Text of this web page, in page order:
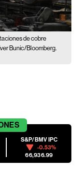
de cobre
Bunic/Bloomberg.
S&P/BMV IPC
-0.53%
66,936.99